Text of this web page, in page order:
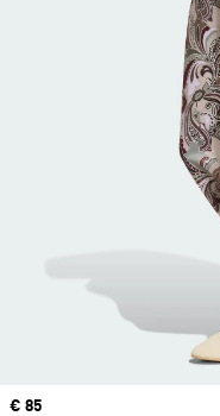
Precio
€ 85